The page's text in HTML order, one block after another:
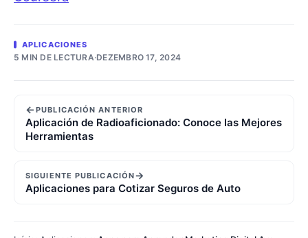
APLICACIONES
5 MIN DE LECTURA·DEZEMBRO 17, 2024
←PUBLICACIÓN ANTERIOR
Aplicación de Radioaficionado: Conoce las Mejores
Herramientas
SIGUIENTE PUBLICACIÓN→
Aplicaciones para Cotizar Seguros de Auto